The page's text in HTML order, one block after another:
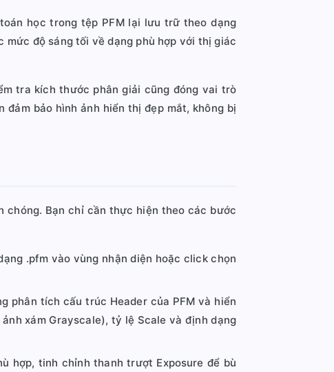
học trong tệp PFM lại lưu trữ theo dạng
độ sáng tối về dạng phù hợp với thị giác
tra kích thước phân giải cũng đóng vai trò
đảm bảo hình ảnh hiển thị đẹp mắt, không bị
chóng. Bạn chỉ cần thực hiện theo các bước
.pfm vào vùng nhận diện hoặc click chọn
phân tích cấu trúc Header của PFM và hiển
xám Grayscale), tỷ lệ Scale và định dạng
hợp, tinh chỉnh thanh trượt Exposure để bù